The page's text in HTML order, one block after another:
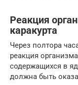
Реакция
каракурта
Через полтора
реакция
содержащихся в
должна быть